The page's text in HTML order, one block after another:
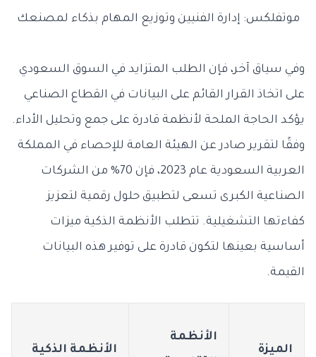
موتفلكس: إدارة الفنيين وتوزيع المهام بذكاء لمصنعك
وفي سياق آخر، فإن الطلب المتزايد في السوق السعودي
على اتخاذ القرار القائم على البيانات في القطاع الصناعي
يؤكد الحاجة الملحة لأنظمة قادرة على جمع وتحليل الأداء.
وفقًا لتقرير صادر عن الهيئة العامة للإحصاء في المملكة
العربية السعودية عام 2023، فإن 70% من الشركات
الصناعية الكبرى تسعى لتطبيق حلول رقمية لتعزيز
كفاءتها التشغيلية. تتطلب الأنظمة الذكية ميزات
أساسية بعينها لتكون قادرة على توفير هذه البيانات
القيمة.
الميزة
الأنظمة
الأنظمة الذكية